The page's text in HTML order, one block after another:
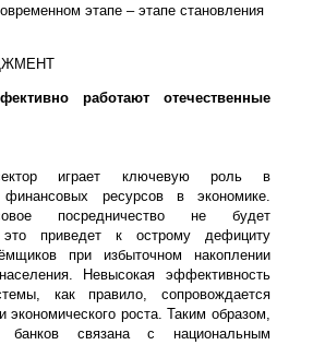
этапе – этапе становления
работают отечественные
играет ключевую роль в
финансовых ресурсов в экономике.
посредничество не будет
приведет к острому дефициту
при избыточном накоплении
Невысокая эффективность
как правило, сопровождается
экономического роста. Таким образом,
банков связана с национальным